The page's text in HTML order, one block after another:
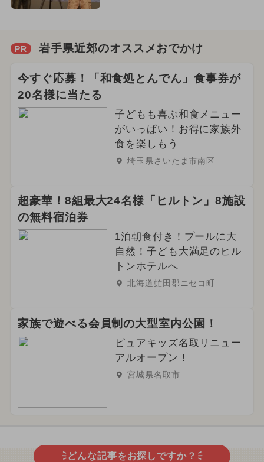
PR 岩手県近郊のオススメおでかけ
今すぐ応募！「和食処とんでん」食事券が
20名様に当たる
子どもも喜ぶ和食メニュー
がいっぱい！お得に家族外
食を楽しもう
埼玉県さいたま市南区
超豪華！8組最大24名様「ヒルトン」8施設
の無料宿泊券
1泊朝食付き！プールに大
自然！子ども大満足のヒル
トンホテルへ
北海道虻田郡ニセコ町
家族で遊べる会員制の大型室内公園！
ピュアキッズ名取リニュー
アルオープン！
宮城県名取市
どんな記事をお探しですか？